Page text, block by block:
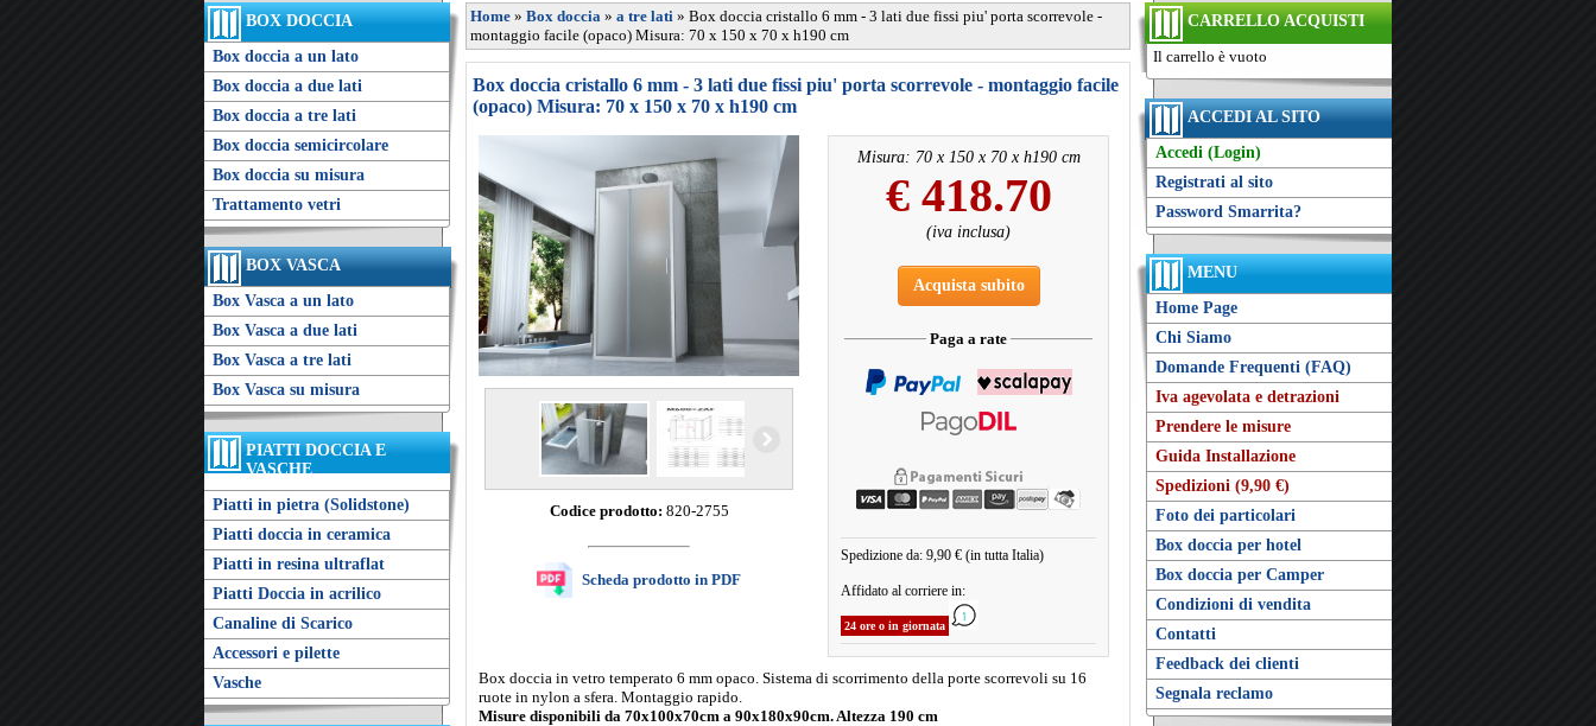
BOX DOCCIA
Box doccia a un lato
Box doccia a due lati
Box doccia a tre lati
Box doccia semicircolare
Box doccia su misura
Trattamento vetri
BOX VASCA
Box Vasca a un lato
Box Vasca a due lati
Box Vasca a tre lati
Box Vasca su misura
PIATTI DOCCIA E
VASCHE
Piatti in pietra (Solidstone)
Piatti doccia in ceramica
Piatti in resina ultraflat
Piatti Doccia in acrilico
Canaline di Scarico
Accessori e pilette
Vasche
CARRELLO ACQUISTI
Il carrello è vuoto
ACCEDI AL SITO
Accedi (Login)
Registrati al sito
Password Smarrita?
MENU
Home Page
Chi Siamo
Domande Frequenti (FAQ)
Iva agevolata e detrazioni
Prendere le misure
Guida Installazione
Spedizioni (9,90 €)
Foto dei particolari
Box doccia per hotel
Box doccia per Camper
Condizioni di vendita
Contatti
Feedback dei clienti
Segnala reclamo
Home » Box doccia » a tre lati » Box doccia cristallo 6 mm - 3 lati due fissi piu' porta scorrevole -
montaggio facile (opaco) Misura: 70 x 150 x 70 x h190 cm
Box doccia cristallo 6 mm - 3 lati due fissi piu' porta scorrevole - montaggio facile
(opaco) Misura: 70 x 150 x 70 x h190 cm
Codice prodotto: 820-2755
Scheda prodotto in PDF
Misura: 70 x 150 x 70 x h190 cm
€ 418.70
(iva inclusa)
Acquista subito
Paga a rate
Spedizione da: 9,90 € (in tutta Italia)
Affidato al corriere in:
24 ore o in giornata
Box doccia in vetro temperato 6 mm opaco. Sistema di scorrimento della porte scorrevoli su 16
ruote in nylon a sfera. Montaggio rapido.
Misure disponibili da 70x100x70cm a 90x180x90cm. Altezza 190 cm